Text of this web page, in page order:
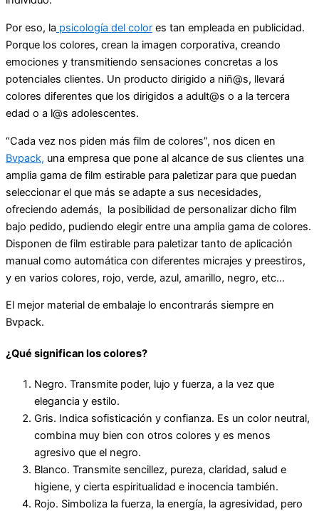
Por eso, la psicología del color es tan empleada en publicidad.
Porque los colores, crean la imagen corporativa, creando
emociones y transmitiendo sensaciones concretas a los
potenciales clientes. Un producto dirigido a niñ@s, llevará
colores diferentes que los dirigidos a adult@s o a la tercera
edad o a l@s adolescentes.
“Cada vez nos piden más film de colores”, nos dicen en
Bvpack, una empresa que pone al alcance de sus clientes una
amplia gama de film estirable para paletizar para que puedan
seleccionar el que más se adapte a sus necesidades,
ofreciendo además, la posibilidad de personalizar dicho film
bajo pedido, pudiendo elegir entre una amplia gama de colores.
Disponen de film estirable para paletizar tanto de aplicación
manual como automática con diferentes micrajes y preestiros,
y en varios colores, rojo, verde, azul, amarillo, negro, etc…
El mejor material de embalaje lo encontrarás siempre en
Bvpack.
¿Qué significan los colores?
Negro. Transmite poder, lujo y fuerza, a la vez que
elegancia y estilo.
Gris. Indica sofisticación y confianza. Es un color neutral,
combina muy bien con otros colores y es menos
agresivo que el negro.
Blanco. Transmite sencillez, pureza, claridad, salud e
higiene, y cierta espiritualidad e inocencia también.
Rojo. Simboliza la fuerza, la energía, la agresividad, pero